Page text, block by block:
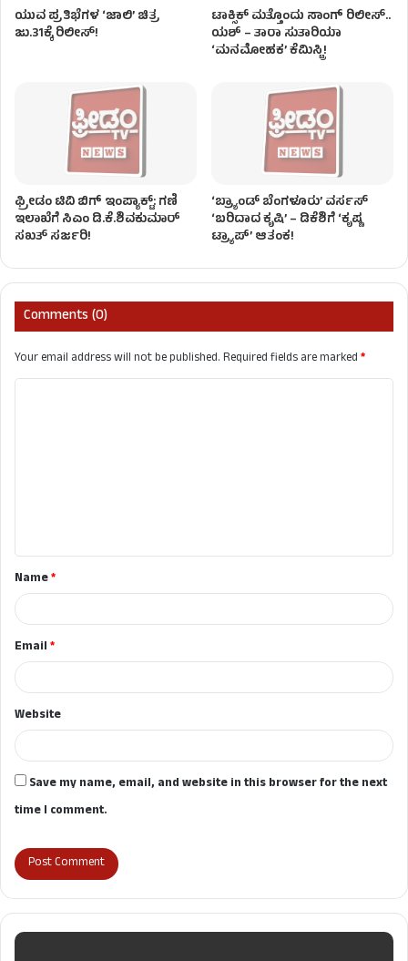
ಯುವ ಪ್ರತಿಭೆಗಳ ‘ಜಾಲಿ’ ಚಿತ್ರ
ಜು.31ಕ್ಕೆ ರಿಲೀಸ್!
ಟಾಕ್ಸಿಕ್ ಮತ್ತೊಂದು ಸಾಂಗ್‌ ರಿಲೀಸ್‌..
ಯಶ್ – ತಾರಾ ಸುತಾರಿಯಾ
‘ಮನಮೋಹಕ’ ಕೆಮಿಸ್ಟ್ರಿ!
ಫ್ರೀಡಂ ಟಿವಿ ಬಿಗ್ ಇಂಪ್ಯಾಕ್ಟ್: ಗಣಿ
ಇಲಾಖೆಗೆ ಸಿಎಂ ಡಿ.ಕೆ.ಶಿವಕುಮಾರ್
ಸಖತ್ ಸರ್ಜರಿ!
‘ಬ್ರ್ಯಾಂಡ್ ಬೆಂಗಳೂರು’ ವರ್ಸಸ್
‘ಬರಿದಾದ ಕೃಷಿ’ – ಡಿಕೆಶಿಗೆ ‘ಕೃಷ್ಣ
ಟ್ರ್ಯಾಪ್’ ಆತಂಕ!
Comments (0)
Your email address will not be published.Required fields are marked*
t
*Name*
Email*
Website
Save my name, email, and website in this browser for the next
time I comment.